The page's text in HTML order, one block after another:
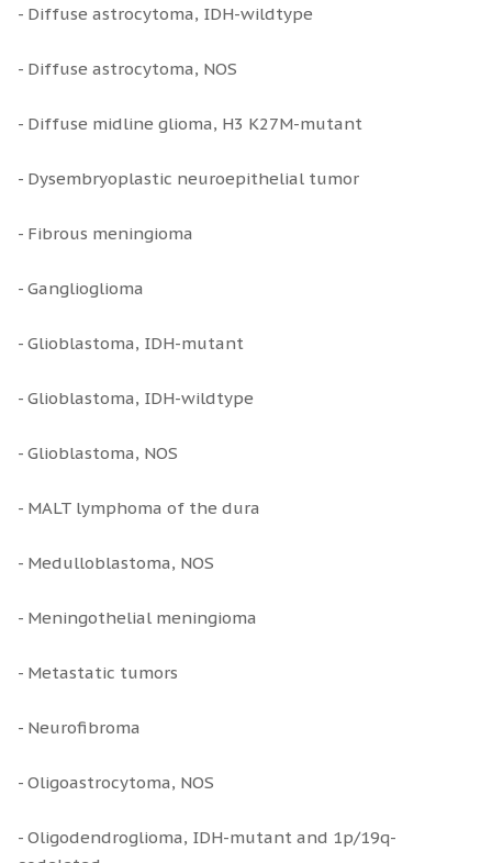
- Diffuse astrocytoma, IDH-wildtype
- Diffuse astrocytoma, NOS
- Diffuse midline glioma, H3 K27M-mutant
- Dysembryoplastic neuroepithelial tumor
- Fibrous meningioma
- Ganglioglioma
- Glioblastoma, IDH-mutant
- Glioblastoma, IDH-wildtype
- Glioblastoma, NOS
- MALT lymphoma of the dura
- Medulloblastoma, NOS
- Meningothelial meningioma
- Metastatic tumors
- Neurofibroma
- Oligoastrocytoma, NOS
- Oligodendroglioma, IDH-mutant and 1p/19q-